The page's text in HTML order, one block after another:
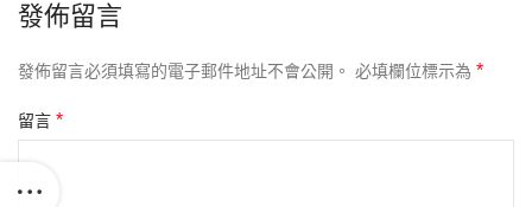
發佈留言
發佈留言必須填寫的電子郵件地址不會公開。 必填欄位標示為 *
留言 *